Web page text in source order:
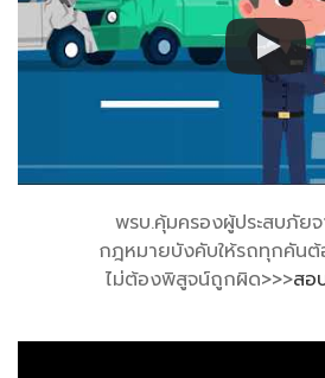
พรบ.คุ้มครองผู้ประสบภัยจ
กฎหมายบังคับให้รถทุกคัน
ไม่ต้องพิสูจน์ถูกผิด>>>สอ